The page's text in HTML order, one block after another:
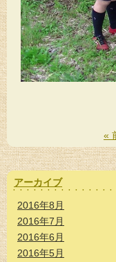
«
アーカイブ
2016年8月
2016年7月
2016年6月
2016年5月